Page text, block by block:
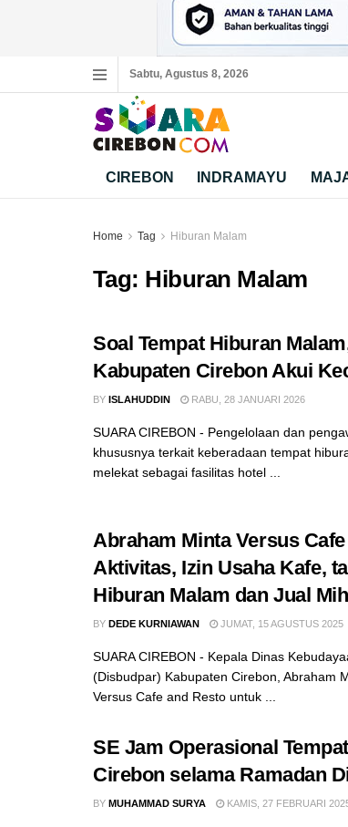
Sabtu, Agustus 8, 2026
CIREBON INDRAMAYU
Home Tag Hiburan Malam
Tag: Hiburan Malam
Soal Tempat Hiburan
Kabupaten Cirebon Akui
BY ISLAHUDDIN RABU, 28 JANUARI 2026
SUARA CIREBON - Pengelolaan dan
khususnya terkait keberadaan tempat
melekat sebagai fasilitas hotel ...
Abraham Minta Versus
Aktivitas, Izin Usaha Kafe,
Hiburan Malam dan Jual
BY DEDE KURNIAWAN JUMAT, 15 AGUSTUS 2025
SUARA CIREBON - Kepala Dinas
(Disbudpar) Kabupaten Cirebon, Abraham
Versus Cafe and Resto untuk ...
SE Jam Operasional
Cirebon selama Ramadan
BY MUHAMMAD SURYA KAMIS, 27 FEBRUARI